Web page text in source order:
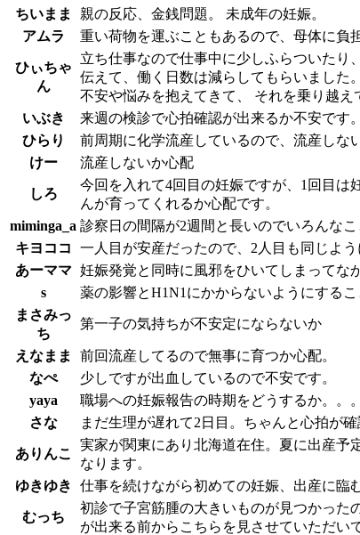
ちいまま
親の反応、金銭問題。 未成年の妊娠。
アムラ
重い荷物を運ぶこともあるので、母体に負
ひぃちゃ
ん
立ち仕事なので仕事中に少しふらついたり
伝えて、働く日数は減らしてもらいました
不安や悩みを抱えてきて、 それを乗り越
いぶき
来週の検診で心拍確認が出来るか不安です
ひらり
前周期に化学流産しているので、流産し
けー
流産しないか心配
しろ
今回を入れて4回目の妊娠ですが、1回目は
んが育ってくれるか心配です。
miminga_a 診察日の間隔が2週間と長いのでいろんな
キヨココ
一人目が安産だったので、2人目も同じよ
あーママ 妊娠発覚と同時に風邪をひいてしまってな
s
薬の影響とH1N1にかからないようにするこ
まさみっ
ち
第一子の気持ちが不安定にならないか
えなまま
前回流産してるので無事に育つか心配。
なぺ
少しですが出血しているので不安です。
yaya
職場への妊娠報告の時期をどうするか。。
さな
まだ生理が遅れて2日目。ちゃんと心拍が確
ありんこ
実家が関東にあり北海道在住。夏に出産予
なります。
ゆきゆき
仕事を続けながら初めての妊娠、出産に臨
むっち
初診で子宮筋腫の大きいものが見つかった
が出来る前からこちらを見させていただい